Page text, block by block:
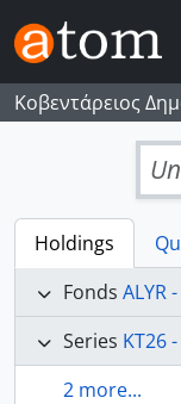
Skip to main content
Κοβεντάρειος
Holdings
Fonds ALYR
Series ΚΤ26 -
2 more...